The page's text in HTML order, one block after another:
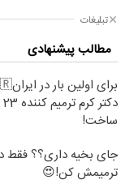
تبلیغات
مطالب پیشنهادی
ساخت!
ترمیمش کن!😍